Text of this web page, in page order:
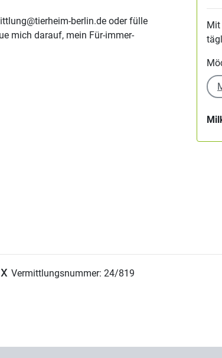
berlin.de oder fülle
mich darauf, mein Für-immer-
Mit
Vermittlungsnummer: 24/819